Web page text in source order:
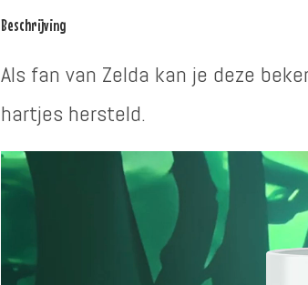
Beschrijving
Als fan van Zelda kan je deze
hartjes hersteld.
Videospeler